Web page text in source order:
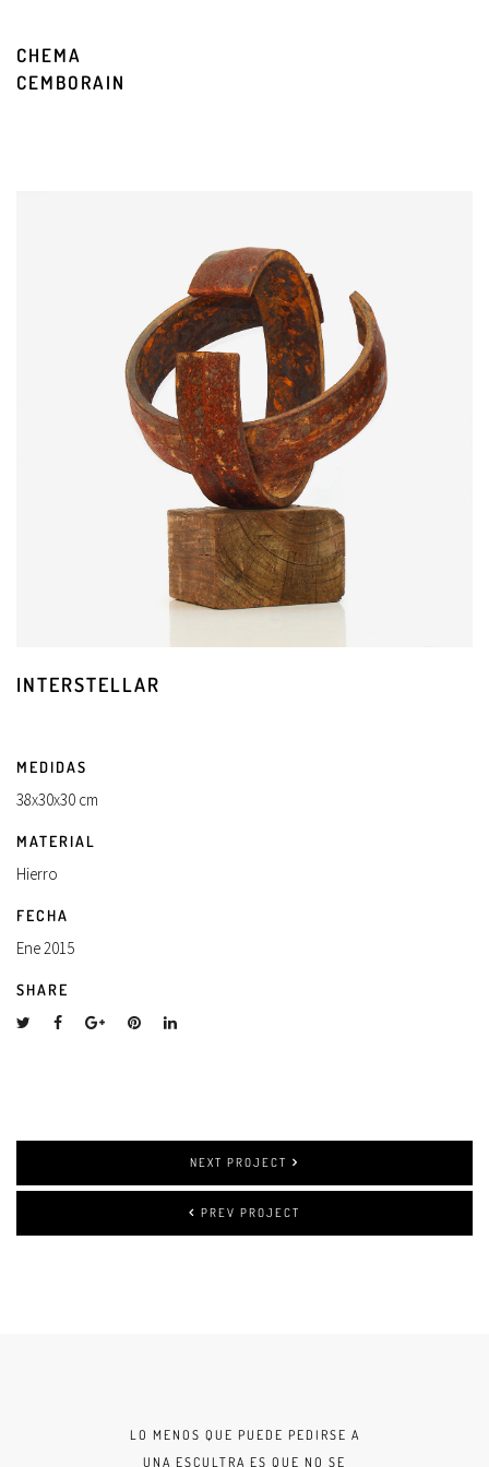
CHEMA
CEMBORAIN
INTERSTELLAR
MEDIDAS
38x30x30 cm
MATERIAL
Hierro
FECHA
Ene 2015
SHARE
NEXT PROJECT
PREV PROJECT
LO MENOS QUE PUEDE PEDIRSE A
UNA ESCULTRA ES QUE NO SE